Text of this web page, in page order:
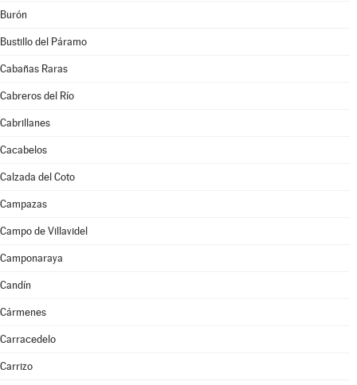
Burón
Bustillo del Páramo
Cabañas Raras
Cabreros del Río
Cabrillanes
Cacabelos
Calzada del Coto
Campazas
Campo de Villavidel
Camponaraya
Candín
Cármenes
Carracedelo
Carrizo